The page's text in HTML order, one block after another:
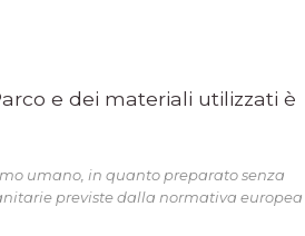
e dei materiali utilizzati è
umano, in quanto preparato senza
previste dalla normativa europea